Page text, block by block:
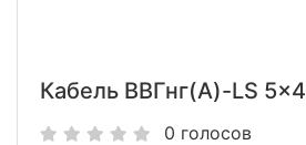
Кабель ВВГнг(A)-LS 5x4
0 голосов